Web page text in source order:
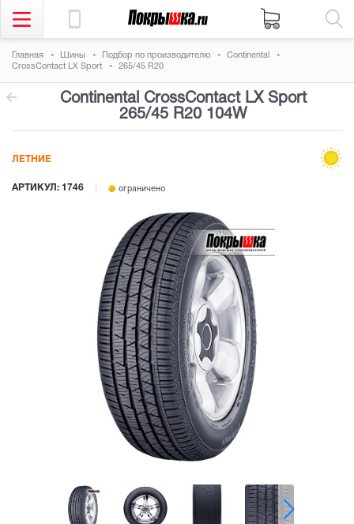
Главная Шины Подбор по производителю
Continental
CrossContact LX Sport
265/45 R20
Continental CrossContact LX Sport
265/45 R20 104W
АРТИКУЛ: 1746 ограничено
ЛЕТНИЕ